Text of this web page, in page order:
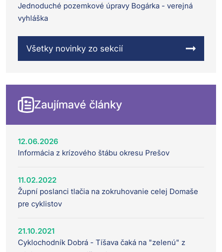
Jednoduché pozemkové úpravy Bogárka - verejná
vyhláška
Všetky novinky zo sekcií
Zaujímavé články
12.06.2026
Informácia z krízového štábu okresu Prešov
11.02.2022
Župní poslanci tlačia na zokruhovanie celej Domaše
pre cyklistov
21.10.2021
Cyklochodník Dobrá - Tíšava čaká na "zelenú" z